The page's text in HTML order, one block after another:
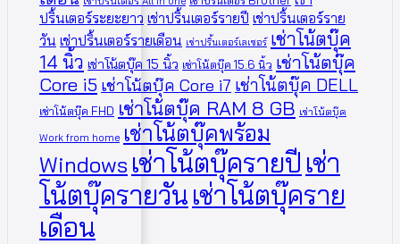
ปริ้นเตอร์ระยะยาว เช่าปริ้นเตอร์รายปี เช่าปริ้นเตอร์ราย
วัน เช่าปริ้นเตอร์รายเดือน เช่าปริ้นเตอร์เลเซอร์ เช่าโน้ตบุ๊ค
14 นิ้ว เช่าโน้ตบุ๊ค 15 นิ้ว เช่าโน้ตบุ๊ค 15.6 นิ้ว เช่าโน้ตบุ๊ค
Core i5 เช่าโน้ตบุ๊ค Core i7 เช่าโน้ตบุ๊ค DELL
เช่าโน้ตบุ๊ค FHD เช่าโน้ตบุ๊ค RAM 8 GB เช่าโน้ตบุ๊ค
Work from home เช่าโน้ตบุ๊คพร้อม
Windows เช่าโน้ตบุ๊ครายปี เช่า
โน้ตบุ๊ครายวันเช่าโน้ตบุ๊คราย
เดือน